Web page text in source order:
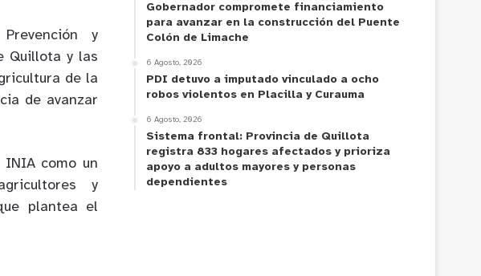
y
Quillota y las
de la
de avanzar
como un
y
plantea el
Gobernador compromete financiamiento
para avanzar en la construcción del Puente
Colón de Limache
6 Agosto, 2026
PDI detuvo a imputado vinculado a ocho
robos violentos en Placilla y Curauma
6 Agosto, 2026
Sistema frontal: Provincia de Quillota
registra 833 hogares afectados y prioriza
apoyo a adultos mayores y personas
dependientes